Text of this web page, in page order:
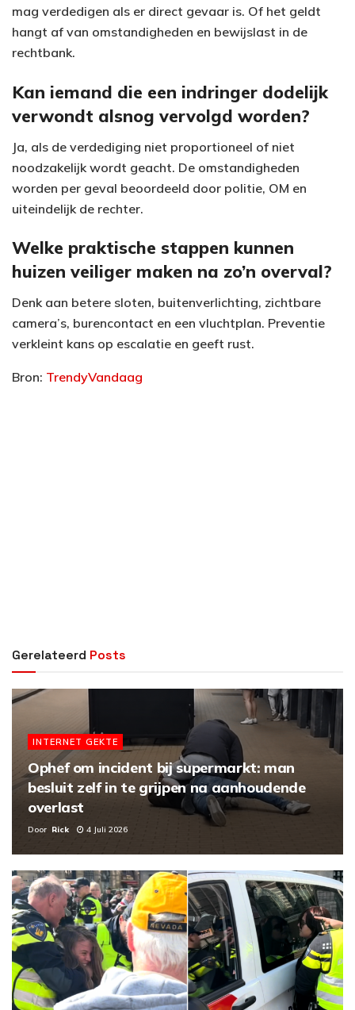
mag verdedigen als er direct gevaar is. Of het geldt
hangt af van omstandigheden en bewijslast in de
rechtbank.
Kan iemand die een indringer dodelijk
verwondt alsnog vervolgd worden?
Ja, als de verdediging niet proportioneel of niet
noodzakelijk wordt geacht. De omstandigheden
worden per geval beoordeeld door politie, OM en
uiteindelijk de rechter.
Welke praktische stappen kunnen
huizen veiliger maken na zo’n overval?
Denk aan betere sloten, buitenverlichting, zichtbare
camera’s, burencontact en een vluchtplan. Preventie
verkleint kans op escalatie en geeft rust.
Bron: TrendyVandaag
Gerelateerd Posts
INTERNET GEKTE
Ophef om incident bij supermarkt: man
besluit zelf in te grijpen na aanhoudende
overlast
Door Rick 4 Juli 2026